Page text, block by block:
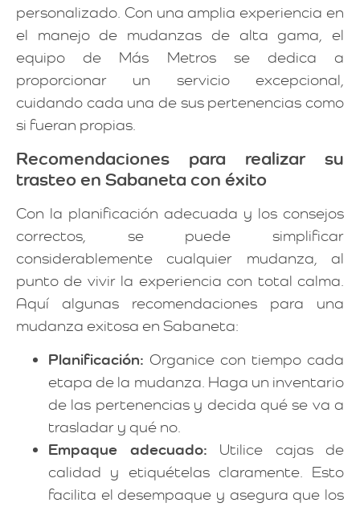
personalizado. Con una amplia experiencia en
el manejo de mudanzas de alta gama, el
equipo de Más Metros se dedica a
proporcionar un servicio excepcional,
cuidando cada una de sus pertenencias como
si fueran propias.
Recomendaciones para realizar su
trasteo en Sabaneta con éxito
Con la planificación adecuada y los consejos
correctos, se puede simplificar
considerablemente cualquier mudanza, al
punto de vivir la experiencia con total calma.
Aquí algunas recomendaciones para una
mudanza exitosa en Sabaneta:
Planificación: Organice con tiempo cada
etapa de la mudanza. Haga un inventario
de las pertenencias y decida qué se va a
trasladar y qué no.
Empaque adecuado: Utilice cajas de
calidad y etiquételas claramente. Esto
facilita el desempaque y asegura que los